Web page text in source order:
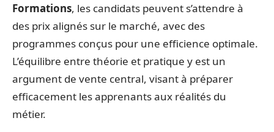
Formations, les candidats peuvent s’attendre à
des prix alignés sur le marché, avec des
programmes conçus pour une efficience optimale.
L’équilibre entre théorie et pratique y est un
argument de vente central, visant à préparer
efficacement les apprenants aux réalités du
métier.